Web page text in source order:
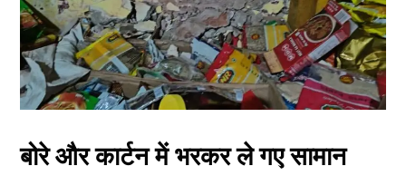
बोरे और कार्टन में भरकर ले गए सामान